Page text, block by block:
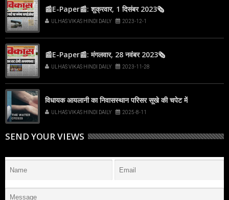
📰E-Paper📰: शुक्रवार, 1 दिसंबर 2023🗞
ULHAS VIKAS HINDI DAILY 2023-12-1
📰E-Paper📰: मंगलवार, 28 नवंबर 2023🗞
ULHAS VIKAS HINDI DAILY 2023-11-28
विधायक आयलानी का निवासस्थान परिसर सूखे की चपेट में
ULHAS VIKAS HINDI DAILY 2025-8-11
SEND YOUR VIEWS